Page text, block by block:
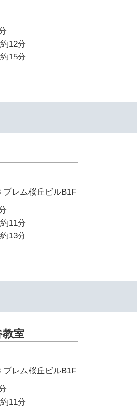
12分
15分
プレム桜丘ビルB1F
11分
13分
教室
プレム桜丘ビルB1F
11分